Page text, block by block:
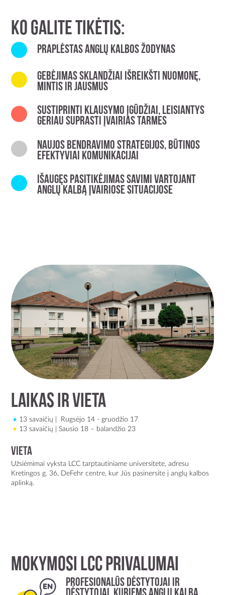
KO GALITE TIKĖTIS:
Praplėstas anglų kalbos žodynas
Gebėjimas sklandžiai išreikšti nuomonę,
mintis ir jausmus
Sustiprinti klausymo įgūdžiai, leisiantys
geriau suprasti įvairias tarmes
Naujos bendravimo strategijos, būtinos
efektyviai komunikacijai
Išaugęs pasitikėjimas savimi vartojant
anglų kalbą įvairiose situacijose
Laikas ir vieta
13 savaičių | Rugsėjo 14 - gruodžio 17
13 savaičių | Sausio 18 – balandžio 23
Vieta
Užsiėmimai vyksta LCC tarptautiniame universitete, adresu
Kretingos g. 36, DeFehr centre , kur Jūs pasinersite į anglų kalbos
aplinką.
Mokymosi LCC privalumai
Profesionalūs dėstytojai ir